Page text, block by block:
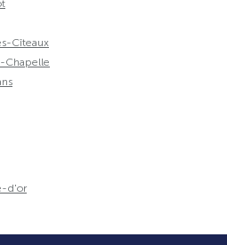
Cîteaux
Chapelle
d'or